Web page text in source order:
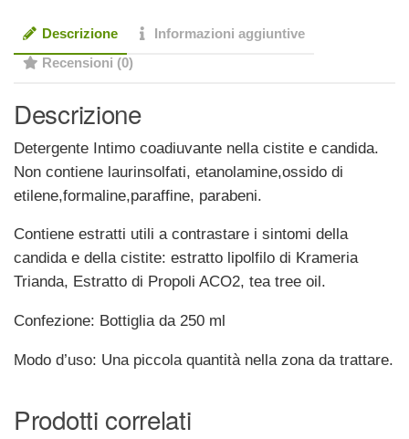
Descrizione
Informazioni aggiuntive
Recensioni (0)
Descrizione
Detergente Intimo coadiuvante nella cistite e candida.
Non contiene laurinsolfati, etanolamine,ossido di
etilene,formaline,paraffine, parabeni.
Contiene estratti utili a contrastare i sintomi della
candida e della cistite: estratto lipolfilo di Krameria
Trianda, Estratto di Propoli ACO2, tea tree oil.
Confezione: Bottiglia da 250 ml
Modo d’uso: Una piccola quantità nella zona da trattare.
Prodotti correlati